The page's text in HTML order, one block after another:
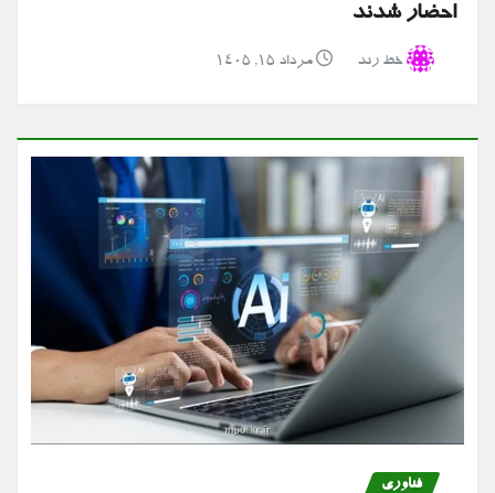
احضار شدند
خط رند مرداد ۱۵, ۱۴۰۵
فناوری